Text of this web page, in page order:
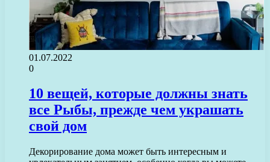
01.07.2022
0
10 вещей, которые должны знать
все Рыбы, прежде чем украшать
свой дом
Декорирование дома может быть интересным и